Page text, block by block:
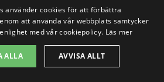
av ombyggnadsarbeten
tillbehör, som räcken
använder cookies för att förbättra
att använda vår webbplats samtycker
med vår cookiepolicy. Läs mer
ALLA AVVISA ALLT